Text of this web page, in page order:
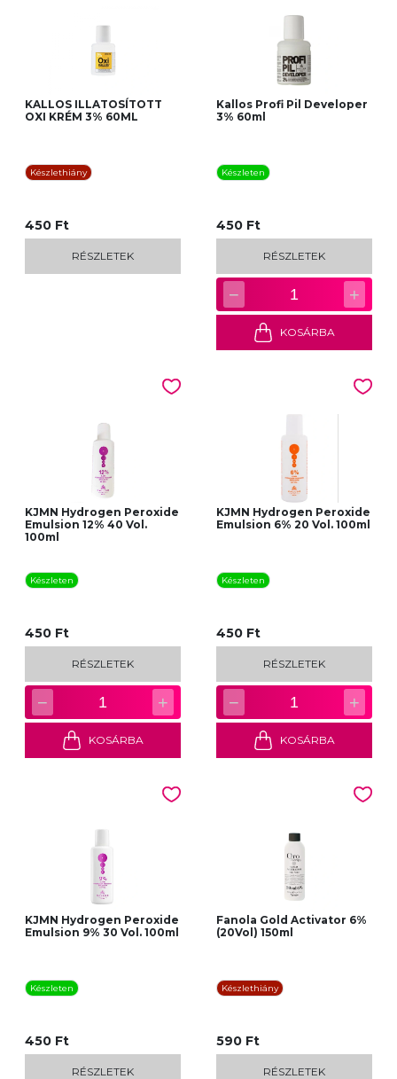
KALLOS ILLATOSÍTOTT
OXI KRÉM 3% 60ML
Készlethiány
450 Ft
RÉSZLETEK
Kallos Profi Pil Developer
3% 60ml
Készleten
450 Ft
RÉSZLETEK
− 1 +
KOSÁRBA
KJMN Hydrogen Peroxide
Emulsion 12% 40 Vol.
100ml
Készleten
450 Ft
RÉSZLETEK
− 1 +
KOSÁRBA
KJMN Hydrogen Peroxide
Emulsion 6% 20 Vol. 100ml
Készleten
450 Ft
RÉSZLETEK
− 1 +
KOSÁRBA
KJMN Hydrogen Peroxide
Emulsion 9% 30 Vol. 100ml
Készleten
450 Ft
RÉSZLETEK
Fanola Gold Activator 6%
(20Vol) 150ml
Készlethiány
590 Ft
RÉSZLETEK